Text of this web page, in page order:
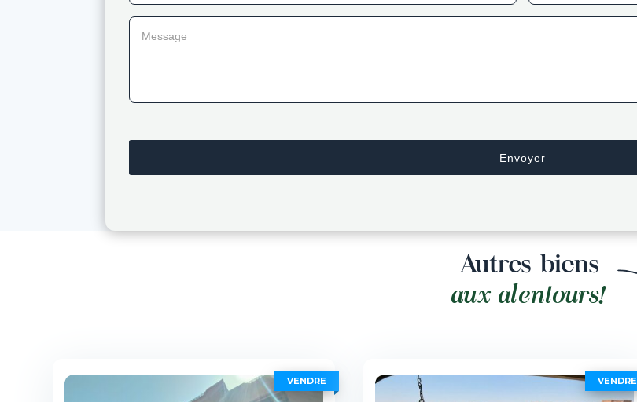
Autres biens
aux alentours!
VENDRE VENDRE